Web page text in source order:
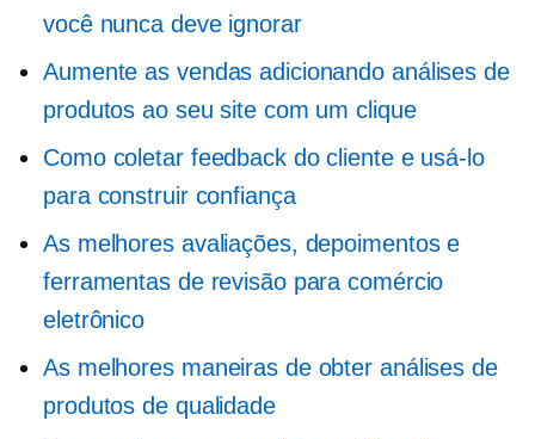
você nunca deve ignorar
Aumente as vendas adicionando análises de
produtos ao seu site com um clique
Como coletar feedback do cliente e usá-lo
para construir confiança
As melhores avaliações, depoimentos e
ferramentas de revisão para comércio
eletrônico
As melhores maneiras de obter análises de
produtos de qualidade